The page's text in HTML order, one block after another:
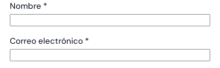
Nombre *
Correo electrónico *